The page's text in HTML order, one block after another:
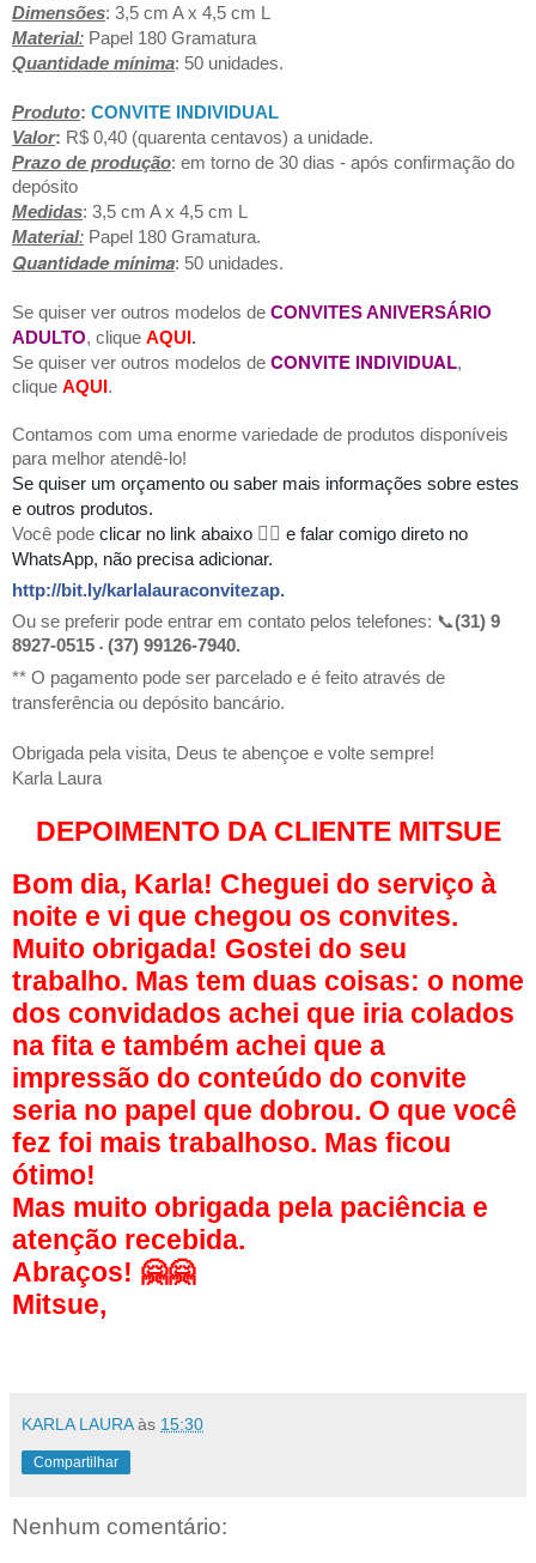
Dimensões: 3,5 cm A x 4,5 cm L
Material: Papel 180 Gramatura
Quantidade mínima: 50 unidades.
Produto: CONVITE INDIVIDUAL
Valor: R$ 0,40 (quarenta centavos) a unidade.
Prazo de produção: em torno de 30 dias - após confirmação do
depósito
Medidas: 3,5 cm A x 4,5 cm L
Material: Papel 180 Gramatura.
Quantidade mínima: 50 unidades.
Se quiser ver outros modelos de CONVITES ANIVERSÁRIO
ADULTO, clique AQUI.
Se quiser ver outros modelos de CONVITE INDIVIDUAL,
clique AQUI.
Contamos com uma enorme variedade de produtos disponíveis
para melhor atendê-lo!
Se quiser um orçamento ou saber mais informações sobre estes
e outros produtos.
Você pode clicar no link abaixo 👇🏻 e falar comigo direto no
WhatsApp, não precisa adicionar.
http://bit.ly/karlalauraconvitezap.
Ou se preferir pode entrar em contato pelos telefones: 📞(31) 9
8927-0515 ▪ (37) 99126-7940.
** O pagamento pode ser parcelado e é feito através de
transferência ou depósito bancário.
Obrigada pela visita, Deus te abençoe e volte sempre!
Karla Laura
DEPOIMENTO DA CLIENTE MITSUE
Bom dia, Karla! Cheguei do serviço à
noite e vi que chegou os convites.
Muito obrigada! Gostei do seu
trabalho. Mas tem duas coisas: o nome
dos convidados achei que iria colados
na fita e também achei que a
impressão do conteúdo do convite
seria no papel que dobrou. O que você
fez foi mais trabalhoso. Mas ficou
ótimo!
Mas muito obrigada pela paciência e
atenção recebida.
Abraços! 🤗🤗
Mitsue,
KARLA LAURA às 15:30
Compartilhar
Nenhum comentário: